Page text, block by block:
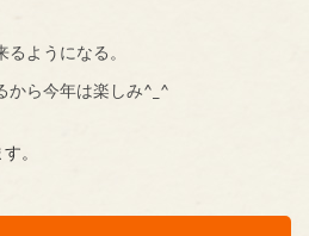
ようになる。
から今年は楽しみ^_^
。